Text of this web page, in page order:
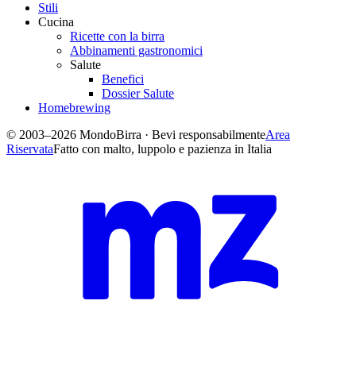
Stili
Cucina
Ricette con la birra
Abbinamenti gastronomici
Salute
Benefici
Dossier Salute
Homebrewing
© 2003–2026 MondoBirra · Bevi responsabilmenteArea
RiservataFatto con malto, luppolo e pazienza in Italia